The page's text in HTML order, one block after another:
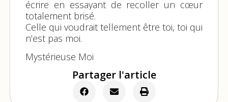
écrire en essayant de recoller un cœur
totalement brisé.
Celle qui voudrait tellement être toi, toi qui
n’est pas moi.
Mystérieuse Moi
Partager l'article